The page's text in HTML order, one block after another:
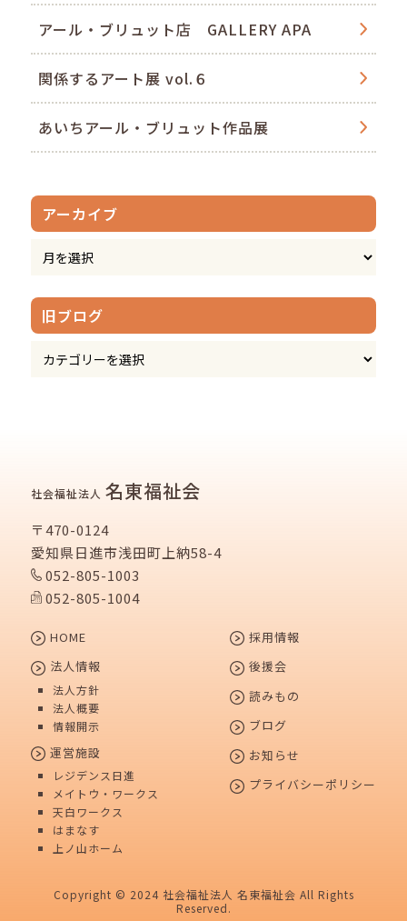
アール・ブリュット店 GALLERY APA
関係するアート展 vol.６
あいちアール・ブリュット作品展
アーカイブ
旧ブログ
社会福祉法人 名東福祉会
〒470-0124
愛知県日進市浅田町上納58-4
052-805-1003
052-805-1004
HOME
法人情報
法人方針
法人概要
情報開示
運営施設
レジデンス日進
メイトウ・ワークス
天白ワークス
はまなす
上ノ山ホーム
採用情報
後援会
読みもの
ブログ
お知らせ
プライバシーポリシー
Copyright © 2024 社会福祉法人 名東福祉会 All Rights
Reserved.